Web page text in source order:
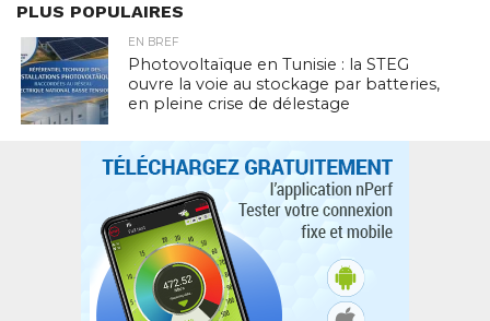
PLUS POPULAIRES
EN BREF
Photovoltaïque en Tunisie : la STEG
ouvre la voie au stockage par batteries,
en pleine crise de délestage